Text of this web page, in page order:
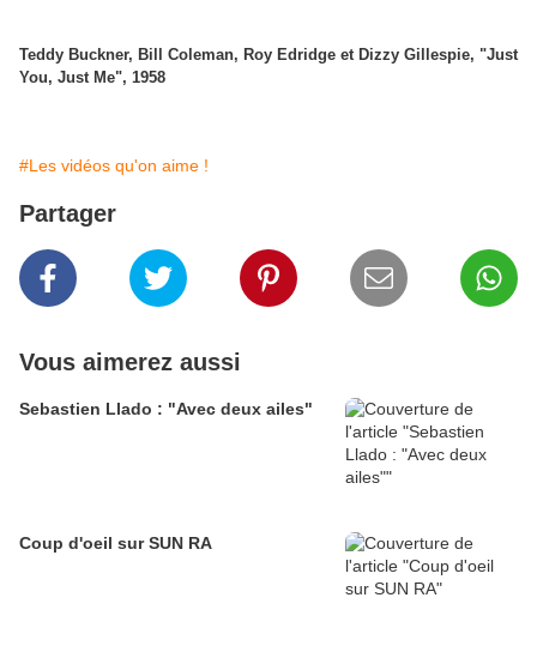
Teddy Buckner, Bill Coleman, Roy Edridge et Dizzy Gillespie, "Just
You, Just Me", 1958
#Les vidéos qu'on aime !
Partager
Vous aimerez aussi
Sebastien Llado : "Avec deux ailes"
Coup d'oeil sur SUN RA